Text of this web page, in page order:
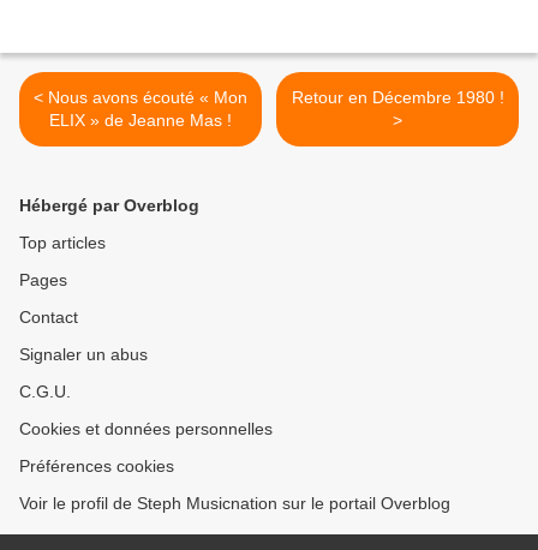
< Nous avons écouté « Mon
ELIX » de Jeanne Mas !
Retour en Décembre 1980 !
>
Hébergé par Overblog
Top articles
Pages
Contact
Signaler un abus
C.G.U.
Cookies et données personnelles
Préférences cookies
Voir le profil de Steph Musicnation sur le portail Overblog